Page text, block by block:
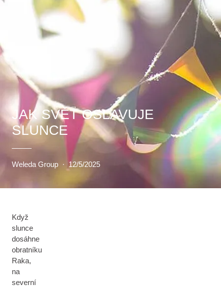
JAK SVĚT OSLAVUJE
SLUNCE
Weleda Group · 12/5/2025
Když
slunce
dosáhne
obratníku
Raka,
na
severní